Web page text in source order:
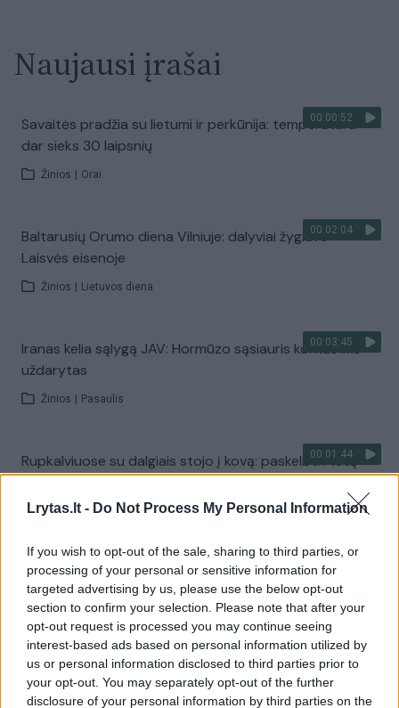
Lrytas.lt - Do Not Process My Personal Information
If you wish to opt-out of the sale, sharing to third parties, or
processing of your personal or sensitive information for
targeted advertising by us, please use the below opt-out
section to confirm your selection. Please note that after your
opt-out request is processed you may continue seeing
interest-based ads based on personal information utilized by
us or personal information disclosed to third parties prior to
your opt-out. You may separately opt-out of the further
disclosure of your personal information by third parties on the
Naujausi įrašai
00:00:52
Savaitės pradžia su lietumi ir perkūnija: temperatūra
dar sieks 30 laipsnių
Žinios Orai
00:02:04
Baltarusių Orumo diena Vilniuje: dalyviai žygiavo
Laisvės eisenoje
Žinios Lietuvos diena
00:03:45
Iranas kelia sąlygą JAV: Hormūzo sąsiauris kol kas liks
uždarytas
Žinios Pasaulis
00:01:44
Rupkalviuose su dalgiais stojo į kovą: paskelbti Metų
Žinios | Lietuvos diena
Visi įrašai
Žiūrimiausi įrašai